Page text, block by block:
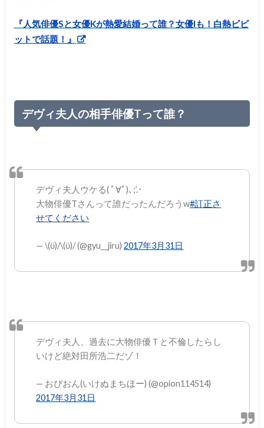
『人気俳優Sと女優Kが熱愛結婚って誰？女優Iも！白熱ビビ
ットで話題！』
デヴィ夫人の相手俳優Tって誰？
デヴィ夫人ウケる( ﾟ∀ﾟ)､;’.･
大物俳優Tさんって誰だったんだろうw#訂正さ
せてください
— \(ϋ)/\(ϋ)/ (@gyu__jiru)2017年3月31日
デヴィ夫人、過去に大物俳優Ｔと不倫したらし
いけど絶対田所浩二だゾ！
— おぴおん(いけぬまちほー) (@opion114514)
2017年3月31日